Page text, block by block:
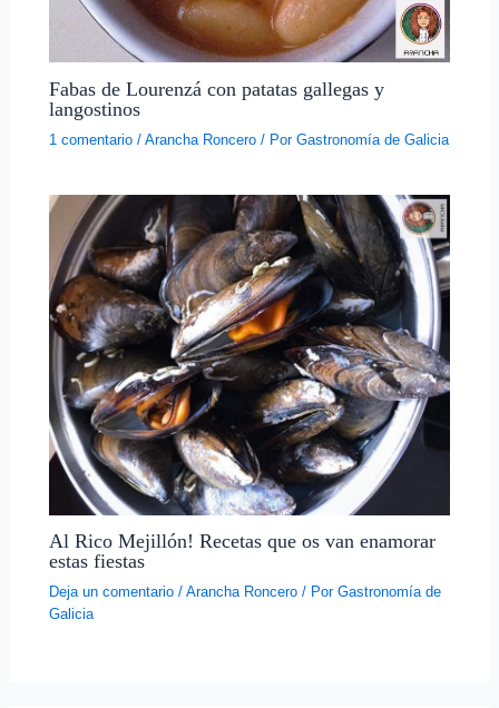
Fabas de Lourenzá con patatas gallegas y
langostinos
1 comentario /Arancha Roncero / PorGastronomía de Galicia
Al Rico Mejillón! Recetas que os van enamorar
estas fiestas
Deja un comentario /Arancha Roncero / PorGastronomía de
Galicia